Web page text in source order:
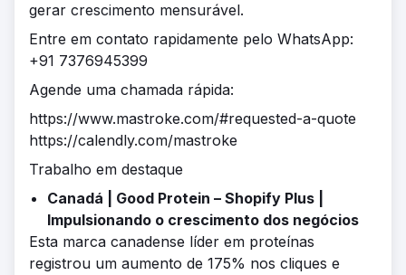
gerar crescimento mensurável.
Entre em contato rapidamente pelo WhatsApp:
+91 7376945399
Agende uma chamada rápida:
https://www.mastroke.com/#requested-a-quote
https://calendly.com/mastroke
Trabalho em destaque
Canadá | Good Protein – Shopify Plus |
Impulsionando o crescimento dos negócios
Esta marca canadense líder em proteínas
registrou um aumento de 175% nos cliques e